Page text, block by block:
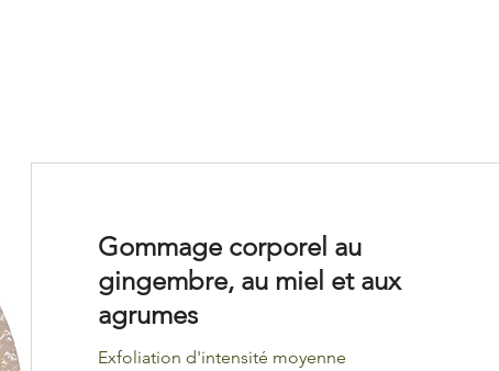
Gommage corporel au
gingembre, au miel et aux
agrumes
Exfoliation d'intensité moyenne